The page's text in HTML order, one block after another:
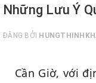
Những Lưu Ý
ĐĂNG BỞI
Cần Giờ, với